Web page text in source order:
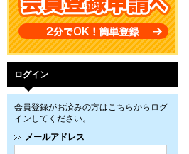
ログイン
会員登録がお済みの方はこちらからログ
インしてください。
メールアドレス